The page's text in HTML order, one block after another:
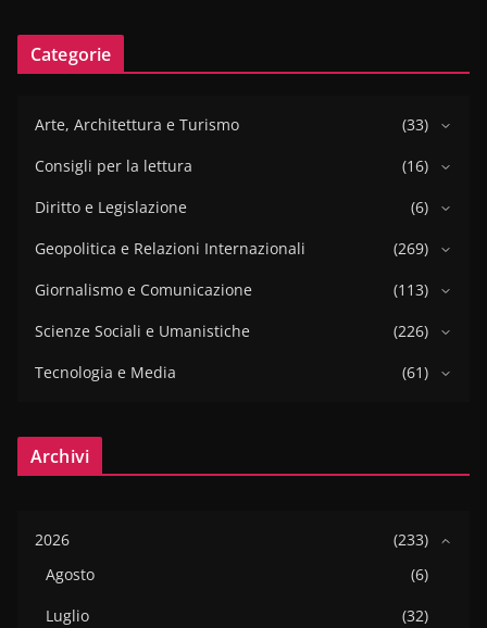
Categorie
Arte, Architettura e Turismo
(33)
Consigli per la lettura
(16)
Diritto e Legislazione
(6)
Geopolitica e Relazioni Internazionali
(269)
Giornalismo e Comunicazione
(113)
Scienze Sociali e Umanistiche
(226)
Tecnologia e Media
(61)
Archivi
2026
(233)
Agosto
(6)
Luglio
(32)